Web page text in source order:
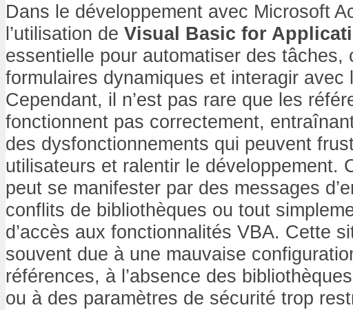
Dans le développement avec Microsoft
l’utilisation de Visual Basic for
essentielle pour automatiser des tâches,
formulaires dynamiques et interagir avec
Cependant, il n’est pas rare que les
fonctionnent pas correctement,
des dysfonctionnements qui peuvent
utilisateurs et ralentir le développement.
peut se manifester par des messages
conflits de bibliothèques ou tout
d’accès aux fonctionnalités VBA. Cette
souvent due à une mauvaise
références, à l’absence des
ou à des paramètres de sécurité trop